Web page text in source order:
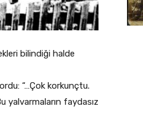
bilindiği halde
“…Çok korkunçtu.
yalvarmaların faydasız